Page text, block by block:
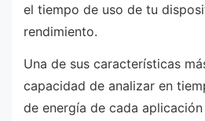
el tiempo de uso de tu
rendimiento.
Una de sus características
capacidad de analizar en
de energía de cada